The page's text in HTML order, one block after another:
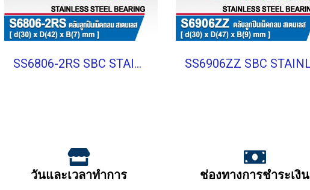
SS6806-2RS SBC STAINLESS BALL BEARING Shield Type
วันและเวลาทำการ ช่องทางการชำระเงิน